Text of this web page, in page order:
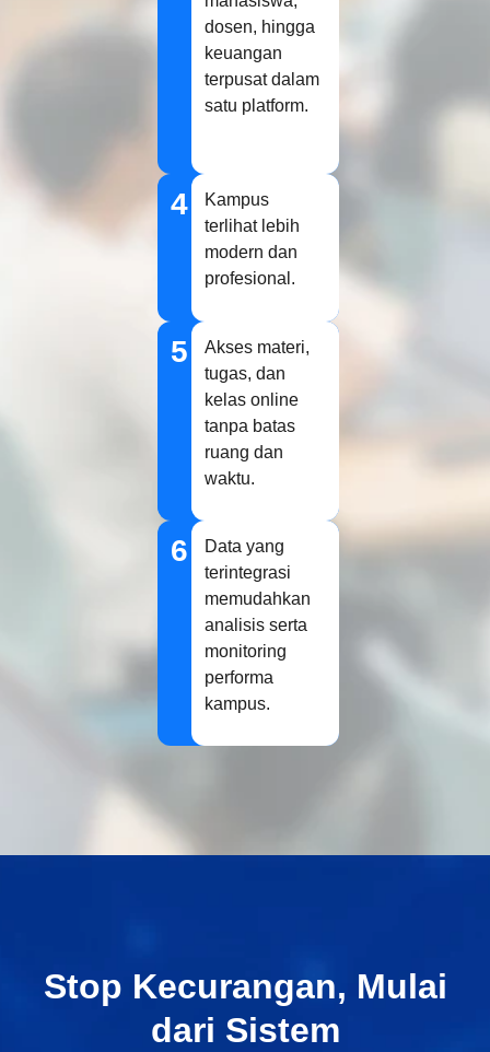
dosen, hingga
keuangan
terpusat dalam
satu platform.
4
Kampus
terlihat lebih
modern dan
profesional.
5
Akses materi,
tugas, dan
kelas online
tanpa batas
ruang dan
waktu.
6
Data yang
terintegrasi
memudahkan
analisis serta
monitoring
performa
kampus.
Stop Kecurangan, Mulai
dari Sistem